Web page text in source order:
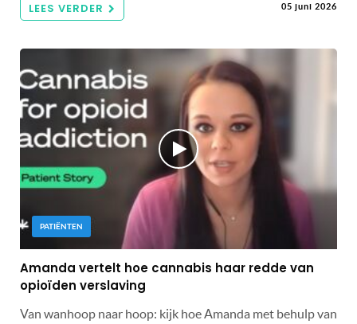
LEES VERDER 05 juni 2026
PATIËNTEN
Amanda vertelt hoe cannabis haar redde van
opioïden verslaving
Van wanhoop naar hoop: kijk hoe Amanda met behulp van